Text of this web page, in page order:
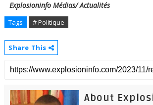
Explosioninfo Médias/ Actualités
Tags # Politique
Share This
About